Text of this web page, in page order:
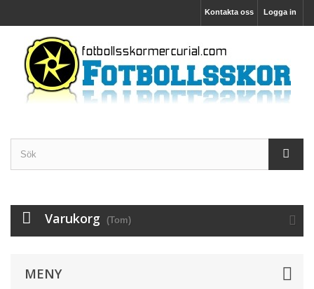
Logga in
Kontakta oss
Varukorg (Tom)
MENY